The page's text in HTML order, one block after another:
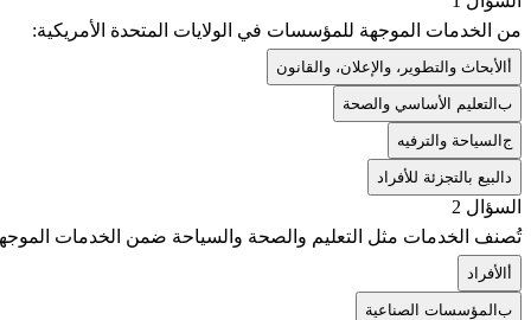
من الخدمات الموجهة للمؤسسات في الولايات المتحدة الأمريكية:
أ الأبحاث والتطوير، والإعلان، والقانون
ب التعليم الأساسي والصحة
ج السياحة والترفيه
د البيع بالتجزئة للأفراد
السؤال 2
تُصنف الخدمات مثل التعليم والصحة والسياحة ضمن الخدمات
أ الأفراد
ب المؤسسات الصناعية